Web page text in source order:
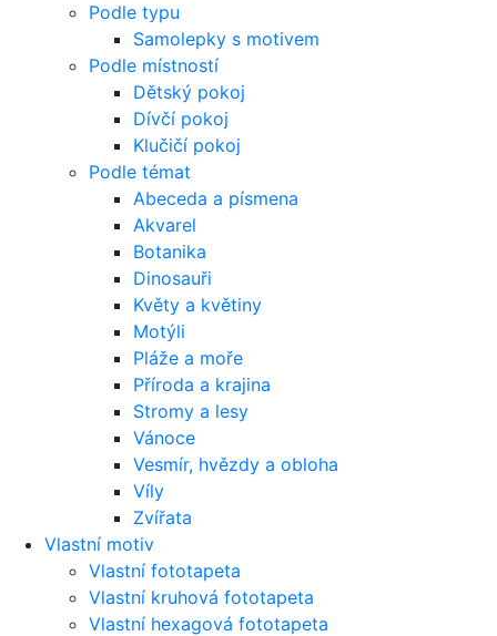
Podle typu
Samolepky s motivem
Podle místností
Dětský pokoj
Dívčí pokoj
Klučičí pokoj
Podle témat
Abeceda a písmena
Akvarel
Botanika
Dinosauři
Květy a květiny
Motýli
Pláže a moře
Příroda a krajina
Stromy a lesy
Vánoce
Vesmír, hvězdy a obloha
Víly
Zvířata
Vlastní motiv
Vlastní fototapeta
Vlastní kruhová fototapeta
Vlastní hexagová fototapeta